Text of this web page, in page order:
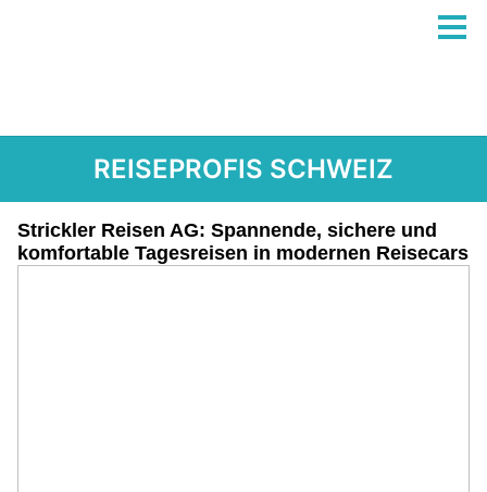
REISEPROFIS SCHWEIZ
Strickler Reisen AG: Spannende, sichere und
komfortable Tagesreisen in modernen Reisecars